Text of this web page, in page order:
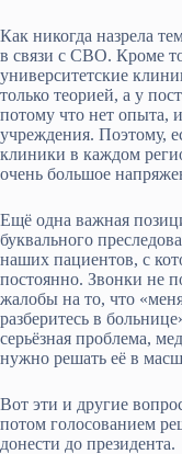
Как никогда назрела
в связи с СВО. Кроме
университетские
только теорией, а у
потому что нет опыта,
учреждения. Поэтому,
клиники в каждом
очень большое
Ещё одна важная
буквального
наших пациентов, с
постоянно. Звонки не
жалобы на то, что
разберитесь в
серьёзная проблема,
нужно решать её в
Вот эти и другие
потом голосованием
донести до президента.